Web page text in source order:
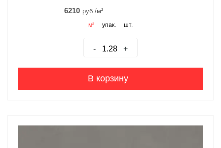
6210 руб./м²
м² упак. шт.
- +
В корзину